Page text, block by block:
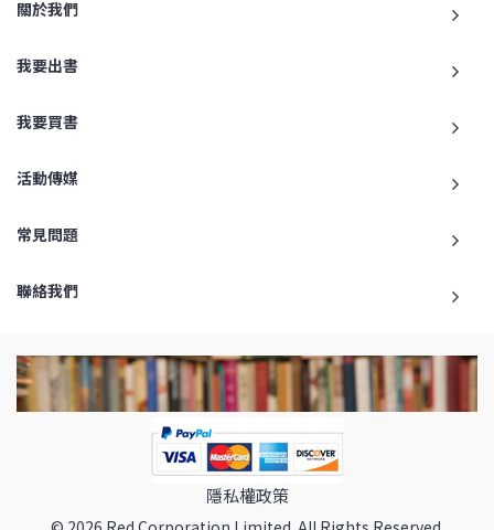
關於我們
我要出書
我要買書
活動傳媒
常見問題
聯絡我們
隱私權政策